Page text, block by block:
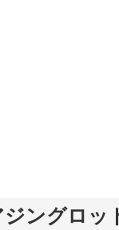
ングロッ